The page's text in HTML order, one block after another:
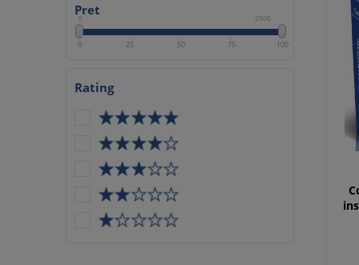
Pret
0 2500
0 25 50 75 100
Rating